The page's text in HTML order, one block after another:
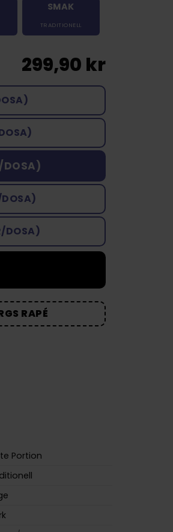
SMAK
TRADITIONELL
299,90 kr
DOSA)
DOSA)
RAPÉ
Portion